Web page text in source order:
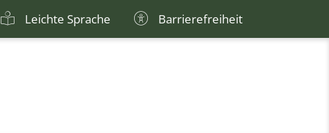
Leichte Sprache Barrierefreiheit